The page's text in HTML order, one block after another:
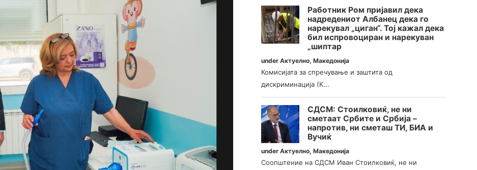
Работник Ром пријавил дека
надредениот Албанец дека го
нарекувал „циган“. Тој кажал дека
бил испровоциран и нарекуван
„шиптар
underАктуелно,Македонија
Комисијата за спречување и заштита од
дискриминација (К...
СДСМ: Стоилковиќ, не ни
сметаат Србите и Србија –
напротив, ни сметаш ТИ, БИА и
Вучиќ
underАктуелно,Македонија
Соопштение на СДСМ Иван Стоилковиќ, не ни